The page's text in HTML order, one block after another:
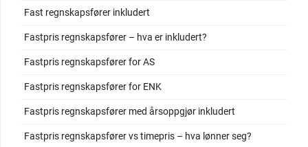
Fast regnskapsfører inkludert
Fastpris regnskapsfører – hva er inkludert?
Fastpris regnskapsfører for AS
Fastpris regnskapsfører for ENK
Fastpris regnskapsfører med årsoppgjør inkludert
Fastpris regnskapsfører vs timepris – hva lønner seg?